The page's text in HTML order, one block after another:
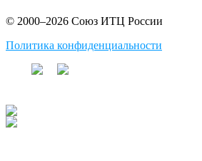
© 2000–2026 Союз ИТЦ России
Политика конфиденциальности